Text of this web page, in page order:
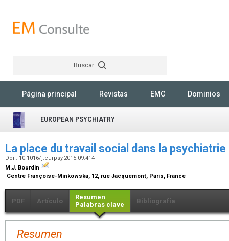
Buscar
Página principal Revistas EMC Dominios
EUROPEAN PSYCHIATRY
La place du travail social dans la
Doi : 10.1016/j.eurpsy.2015.09.414
M.J. Bourdin
Centre Françoise-Minkowska, 12, rue Jacquemont, Paris, France
PDF Artículo
Resumen
Palabras clave
Bibliografía
Resumen